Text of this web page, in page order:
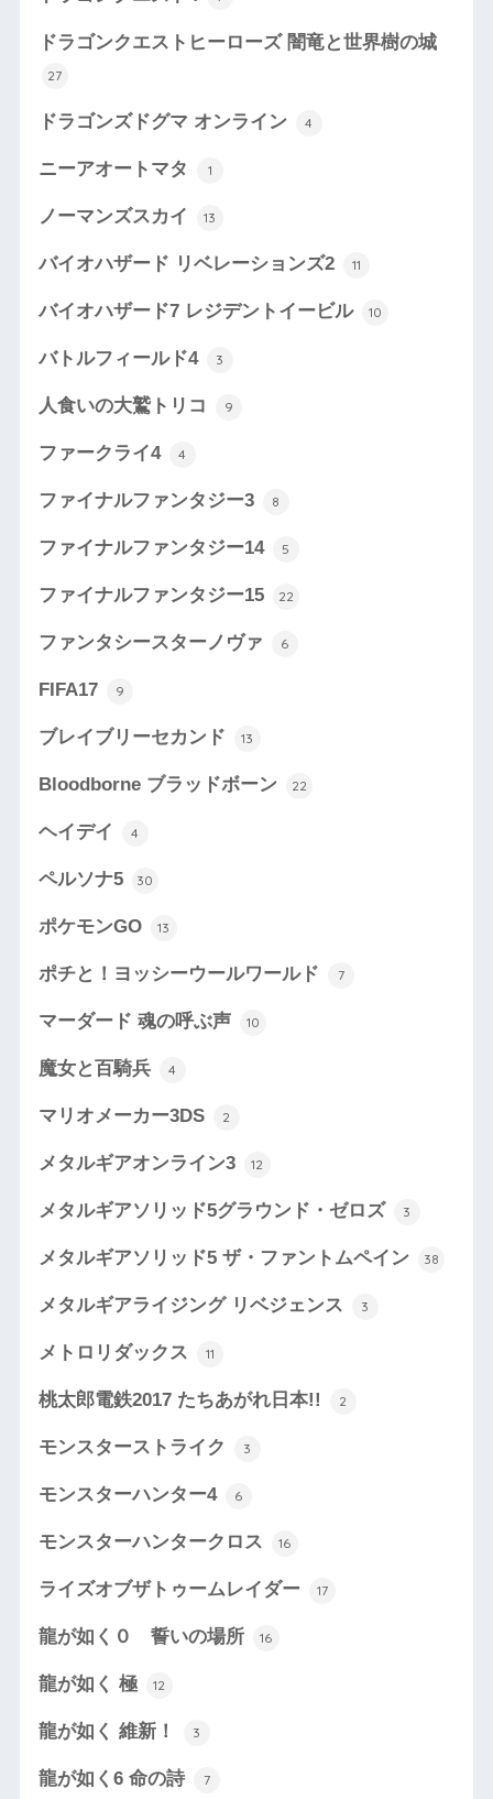
ドラゴンクエストヒーローズ 闇竜と世界樹の城
27
ドラゴンズドグマ オンライン 4
ニーアオートマタ 1
ノーマンズスカイ 13
バイオハザード リベレーションズ2 11
バイオハザード7 レジデントイービル 10
バトルフィールド4 3
人食いの大鷲トリコ 9
ファークライ4 4
ファイナルファンタジー3 8
ファイナルファンタジー14 5
ファイナルファンタジー15 22
ファンタシースターノヴァ 6
FIFA17 9
ブレイブリーセカンド 13
Bloodborne ブラッドボーン 22
ヘイデイ 4
ペルソナ5 30
ポケモンGO 13
ポチと！ヨッシーウールワールド 7
マーダード 魂の呼ぶ声 10
魔女と百騎兵 4
マリオメーカー3DS 2
メタルギアオンライン3 12
メタルギアソリッド5グラウンド・ゼロズ 3
メタルギアソリッド5 ザ・ファントムペイン 38
メタルギアライジング リベジェンス 3
メトロリダックス 11
桃太郎電鉄2017 たちあがれ日本!! 2
モンスターストライク 3
モンスターハンター4 6
モンスターハンタークロス 16
ライズオブザトゥームレイダー 17
龍が如く０ 誓いの場所 16
龍が如く 極 12
龍が如く 維新！ 3
龍が如く6 命の詩 7